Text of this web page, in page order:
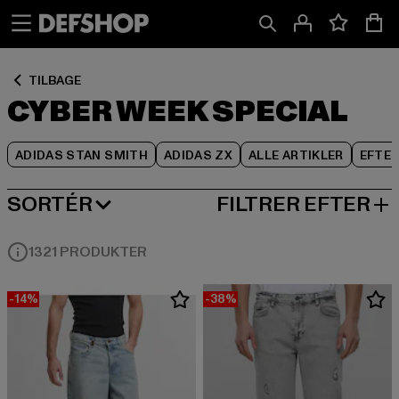
TILBAGE
CYBER WEEK SPECIAL
ADIDAS STAN SMITH ADIDAS ZX ALLE ARTIKLER
SORTÉR
MEST POPULÆRE FILTRER EFTER
1321 PRODUKTER
-14% -38%